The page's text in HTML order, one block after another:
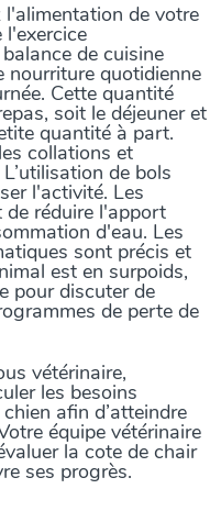
de votre
l'exercice
de cuisine
nourriture quotidienne
Cette quantité
soit le déjeuner et
quantité à part.
collations et
de bols
l'activité. Les
de réduire l'apport
d'eau. Les
sont précis et
est en surpoids,
pour discuter de
de perte de
vétérinaire,
les besoins
afin d’atteindre
équipe vétérinaire
la cote de chair
ses progrès.